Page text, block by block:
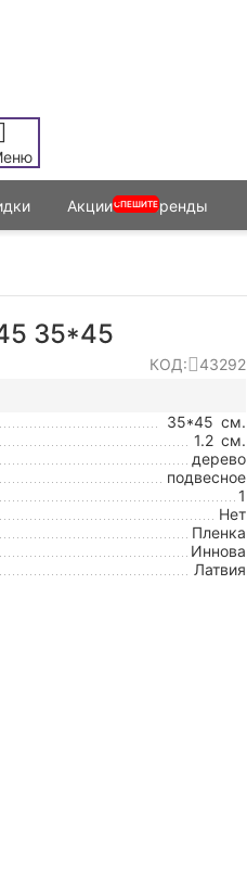
АкцииСПЕШИТЕБренды
35*45
КОД:
43292
35*45 см.
1.2 см.
дерево
подвесное
1
Нет
Пленка
Иннова
Латвия